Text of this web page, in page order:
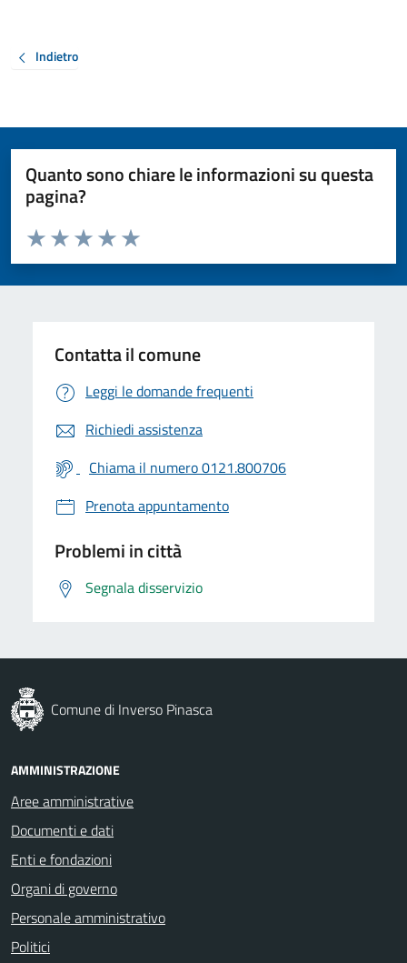
Indietro
Quanto sono chiare le informazioni su questa
pagina?
Valuta da 1 a 5 stelle la pagina
Valuta 5 stelle su 5
Valuta 4 stelle su 5
Valuta 3 stelle su 5
Valuta 2 stelle su 5
Valuta 1 stelle su 5
Contatta il comune
Leggi le domande frequenti
Richiedi assistenza
Chiama il numero 0121.800706
Prenota appuntamento
Problemi in città
Segnala disservizio
Comune di Inverso Pinasca
AMMINISTRAZIONE
Aree amministrative
Documenti e dati
Enti e fondazioni
Organi di governo
Personale amministrativo
Politici